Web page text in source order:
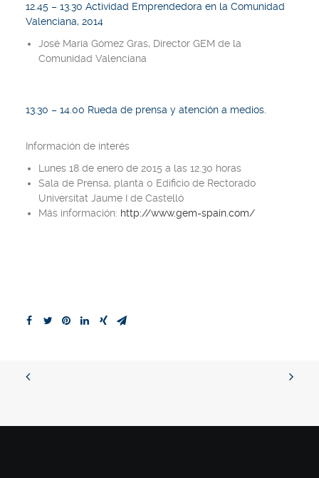
12.45 – 13.30 Actividad Emprendedora en la Comunidad
Valenciana, 2014
José María Gómez Gras, Director GEM de la
Comunidad Valenciana
13.30 – 14.00 Rueda de prensa y atención a medios.
Información de interés
Lunes 18 de enero de 2015 a las 12.30 horas
Sala de Prensa, planta 0 Edificio de Rectorado
Universitat Jaume I de Castelló
Más información: http://www.gem-spain.com/